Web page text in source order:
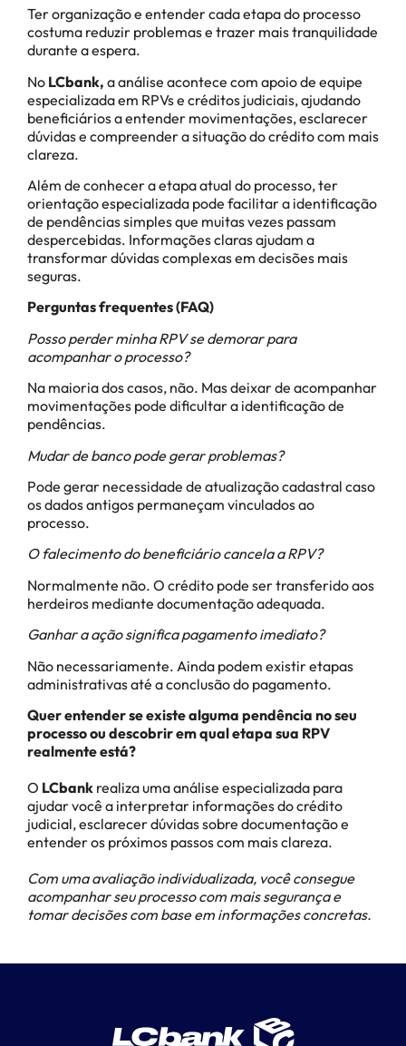
Ter organização e entender cada etapa do processo
costuma reduzir problemas e trazer mais tranquilidade
durante a espera.
No LCbank, a análise acontece com apoio de equipe
especializada em RPVs e créditos judiciais, ajudando
beneficiários a entender movimentações, esclarecer
dúvidas e compreender a situação do crédito com mais
clareza.
Além de conhecer a etapa atual do processo, ter
orientação especializada pode facilitar a identificação
de pendências simples que muitas vezes passam
despercebidas. Informações claras ajudam a
transformar dúvidas complexas em decisões mais
seguras.
Perguntas frequentes (FAQ)
Posso perder minha RPV se demorar para
acompanhar o processo?
Na maioria dos casos, não. Mas deixar de acompanhar
movimentações pode dificultar a identificação de
pendências.
Mudar de banco pode gerar problemas?
Pode gerar necessidade de atualização cadastral caso
os dados antigos permaneçam vinculados ao
processo.
O falecimento do beneficiário cancela a RPV?
Normalmente não. O crédito pode ser transferido aos
herdeiros mediante documentação adequada.
Ganhar a ação significa pagamento imediato?
Não necessariamente. Ainda podem existir etapas
administrativas até a conclusão do pagamento.
Quer entender se existe alguma pendência no seu
processo ou descobrir em qual etapa sua RPV
realmente está?
O LCbank realiza uma análise especializada para
ajudar você a interpretar informações do crédito
judicial, esclarecer dúvidas sobre documentação e
entender os próximos passos com mais clareza.
Com uma avaliação individualizada, você consegue
acompanhar seu processo com mais segurança e
tomar decisões com base em informações concretas.